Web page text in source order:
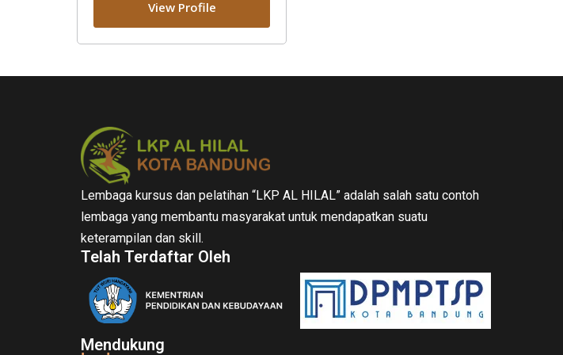
View Profile
Lembaga kursus dan pelatihan “LKP AL HILAL” adalah salah satu contoh
lembaga yang membantu masyarakat untuk mendapatkan suatu
keterampilan dan skill.
Telah Terdaftar Oleh
Mendukung